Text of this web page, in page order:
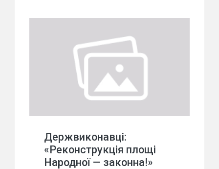
Держвиконавці:
«Реконструкція площі
Народної — законна!»